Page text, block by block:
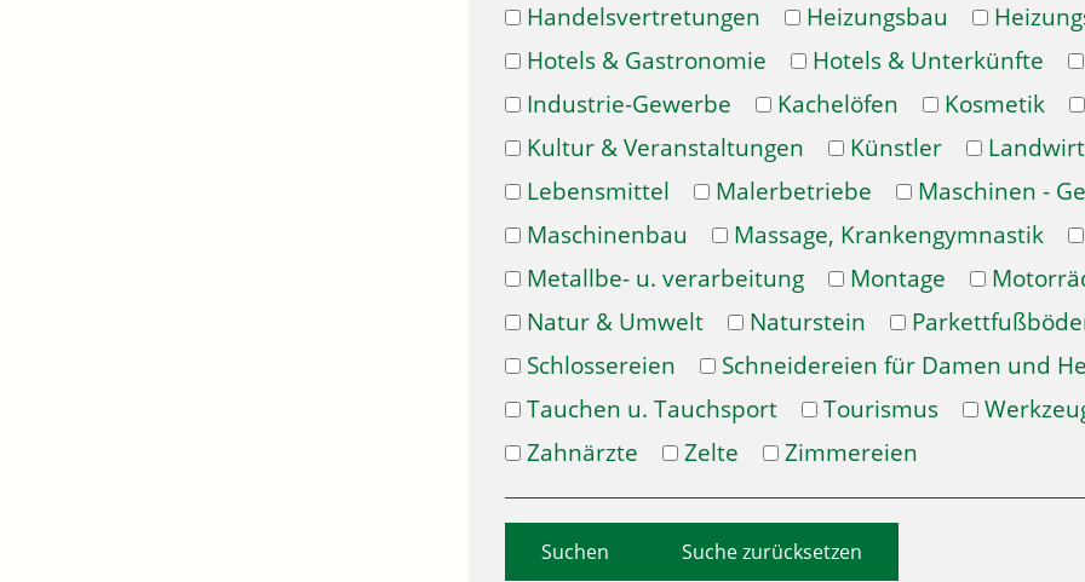
Handelsvertretungen
Heizungsbau
Hotels & Gastronomie
Hotels & Unterkünfte
Industrie-Gewerbe
Kachelöfen Kosmetik
Kultur & Veranstaltungen
Künstler
Lebensmittel
Malerbetriebe
Maschinen -
Maschinenbau
Massage, Krankengymnastik
Metallbe- u. verarbeitung
Montage
Natur & Umwelt
Naturstein
Schlossereien
Schneidereien für Damen und
Tauchen u. Tauchsport
Tourismus
Zahnärzte
Zelte Zimmereien
Suche zurücksetzen